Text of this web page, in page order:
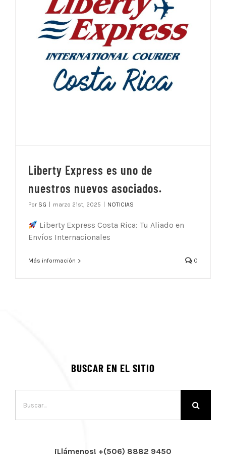
Liberty Express es uno de
nuestros nuevos asociados.
Por SG marzo 21st, 2025 NOTICIAS
Liberty Express Costa Rica: Tu Aliado en
Envíos Internacionales
Más información 0
BUSCAR EN EL SITIO
¡Llámenos! +(506) 8882 9450